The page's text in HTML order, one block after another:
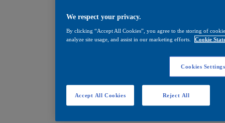
We respect your privacy.
By clicking “Accept All Cookies”, you agree to the storing of
analyze site usage, and assist in our marketing efforts.
Cookie
Cookies Settings
Reject All
Accept All Cookies